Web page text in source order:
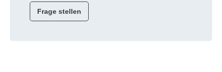
Frage stellen